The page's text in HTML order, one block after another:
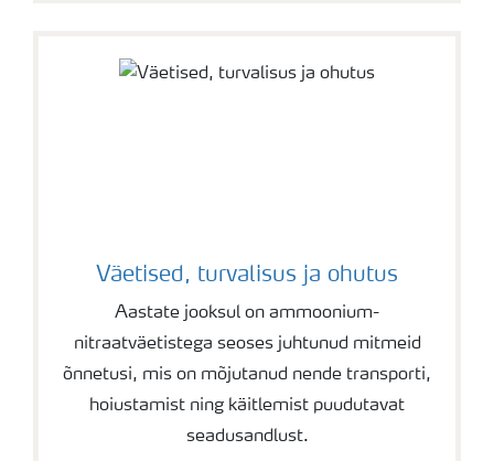
Väetised, turvalisus ja ohutus
Aastate jooksul on ammoonium-
nitraatväetistega seoses juhtunud mitmeid
õnnetusi, mis on mõjutanud nende transporti,
hoiustamist ning käitlemist puudutavat
seadusandlust.